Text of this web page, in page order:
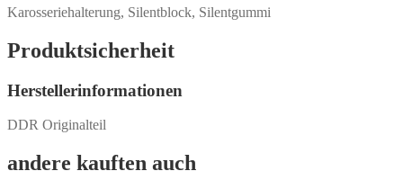
Karosseriehalterung, Silentblock, Silentgummi
Produktsicherheit
Herstellerinformationen
DDR Originalteil
andere kauften auch